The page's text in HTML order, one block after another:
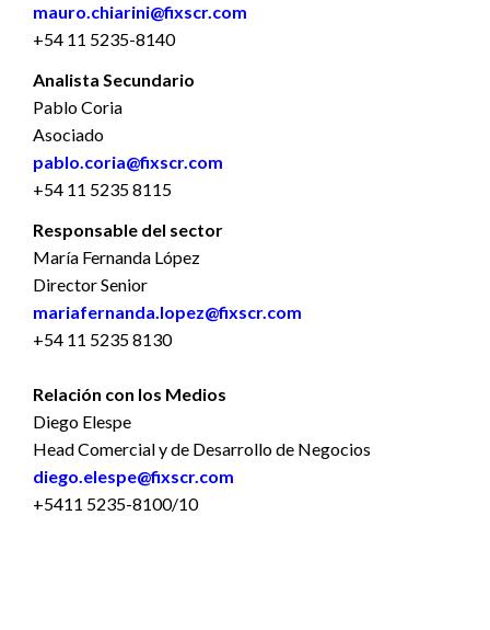
mauro.chiarini@fixscr.com
+54 11 5235-8140
Analista Secundario
Pablo Coria
Asociado
pablo.coria@fixscr.com
+54 11 5235 8115
Responsable del sector
María Fernanda López
Director Senior
mariafernanda.lopez@fixscr.com
+54 11 5235 8130
Relación con los Medios
Diego Elespe
Head Comercial y de Desarrollo de Negocios
diego.elespe@fixscr.com
+5411 5235-8100/10